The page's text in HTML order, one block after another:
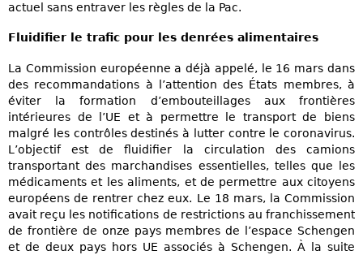
actuel sans entraver les règles de la Pac.
Fluidifier le trafic pour les denrées alimentaires
La Commission européenne a déjà appelé, le 16 mars dans
des recommandations à l’attention des États membres, à
éviter la formation d’embouteillages aux frontières
intérieures de l’UE et à permettre le transport de biens
malgré les contrôles destinés à lutter contre le coronavirus.
L’objectif est de fluidifier la circulation des camions
transportant des marchandises essentielles, telles que les
médicaments et les aliments, et de permettre aux citoyens
européens de rentrer chez eux. Le 18 mars, la Commission
avait reçu les notifications de restrictions au franchissement
de frontière de onze pays membres de l’espace Schengen
et de deux pays hors UE associés à Schengen. À la suite